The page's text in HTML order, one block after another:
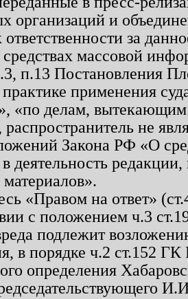
организаций и
за
массовой
п.13 Постановления
применения
«по делам, вытекающим
не
Закона РФ «О
деятельность
«Правом на ответ»
с положением ч.3
подлежит
в порядке ч.2 ст.152
определения